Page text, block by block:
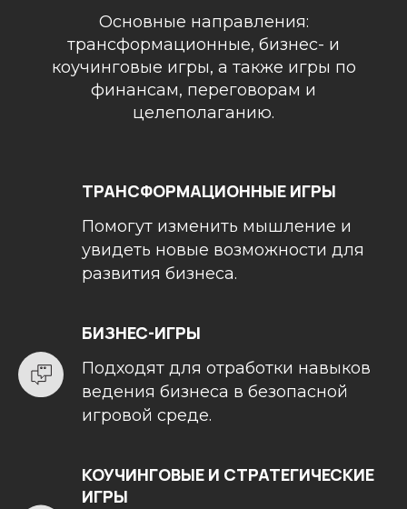
Основные направления:
трансформационные, бизнес- и
коучинговые игры, а также игры по
финансам, переговорам и
целеполаганию.
ТРАНСФОРМАЦИОННЫЕ ИГРЫ
Помогут изменить мышление и
увидеть новые возможности для
развития бизнеса.
БИЗНЕС-ИГРЫ
Подходят для отработки навыков
ведения бизнеса в безопасной
игровой среде.
КОУЧИНГОВЫЕ И СТРАТЕГИЧЕСКИЕ
ИГРЫ